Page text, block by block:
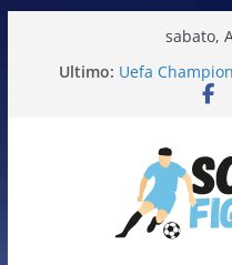
sabato,
Ultimo: Uefa
Fifa World Cup
Calciatori